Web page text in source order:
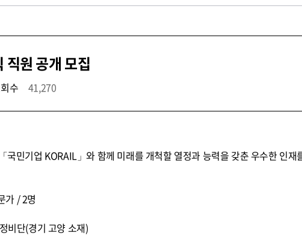
직원 공개 모집
수 41,270
국민기업 KORAIL」와 함께 미래를 개척할 열정과 능력을 갖춘 우수한 인재
가 / 2명
비단(경기 고양 소재)